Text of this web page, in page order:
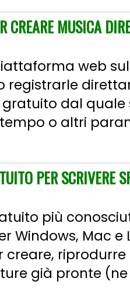
CREARE MUSICA
web
registrarle
dal
o altri
PER SCRIVERE
più
Windows, Mac e
creare,
già pronte